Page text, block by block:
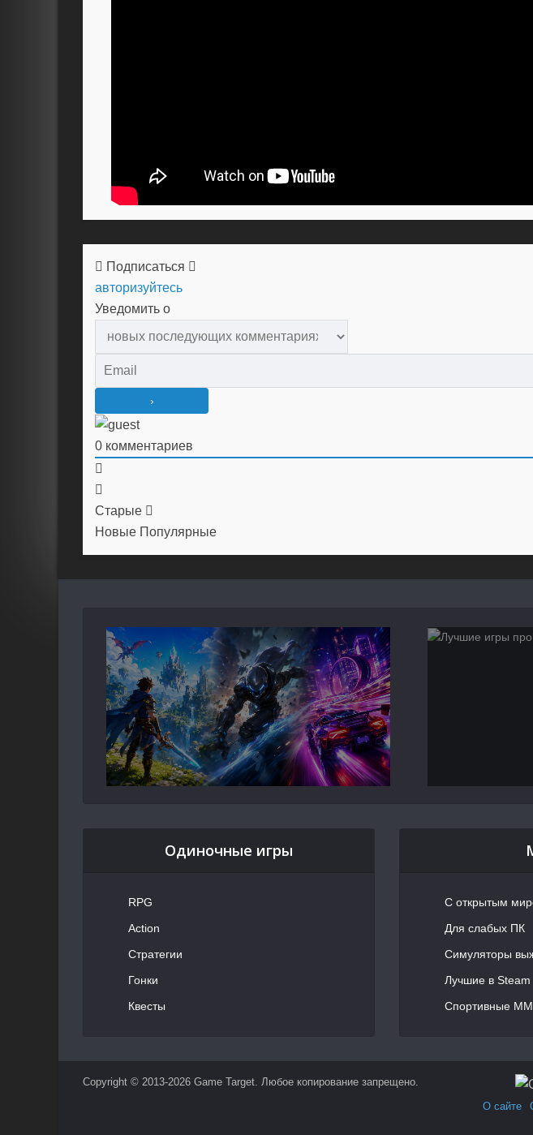
Подписаться
авторизуйтесь
Уведомить о
0 комментариев
Старые
Новые Популярные
Одиночные игры
RPG
Action
Стратегии
Гонки
Квесты
С открытым
Для слабых ПК
Симуляторы
Лучшие в Steam
Спортивные
Copyright © 2013-2026 Game Target. Любое копирование запрещено.
О сайте